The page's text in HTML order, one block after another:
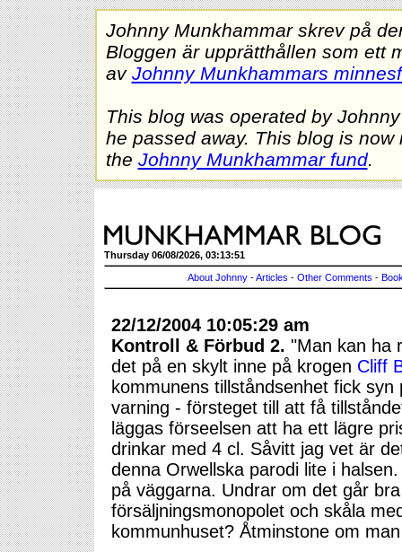
Johnny Munkhammar skrev på
Bloggen är upprätthållen som ett
av Johnny Munkhammars
This blog was operated by
he passed away. This blog is
the Johnny Munkhammar fund.
Thursday 06/08/2026, 03:13:51
About Johnny -Articles - Other Comments -
22/12/2004 10:05:29 am
Kontroll & Förbud 2. "Man kan ha
det på en skylt inne på krogen Cliff
kommunens tillståndsenhet fick
varning - försteget till att få
läggas förseelsen att ha ett lägre
drinkar med 4 cl. Såvitt jag vet är
denna Orwellska parodi lite i
på väggarna. Undrar om det går
försäljningsmonopolet och skåla
kommunhuset? Åtminstone om